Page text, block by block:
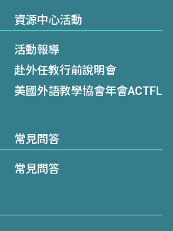
資源中心活動
活動報導
赴外任教行前說明會
美國外語教學協會年會ACTFL
常見問答
常見問答